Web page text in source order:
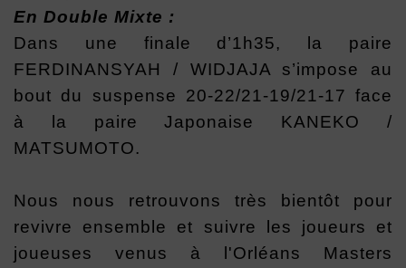
En Double Mixte :
Dans une finale d’1h35, la paire
FERDINANSYAH / WIDJAJA s’impose au
bout du suspense 20-22/21-19/21-17 face
à la paire Japonaise KANEKO /
MATSUMOTO.
Nous nous retrouvons très bientôt pour
revivre ensemble et suivre les joueurs et
joueuses venus à l'Orléans Masters